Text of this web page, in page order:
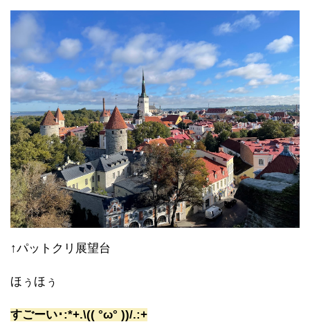
↑パットクリ展望台
ほぅほぅ
すごーい･:*+.\(( °ω° ))/.:+